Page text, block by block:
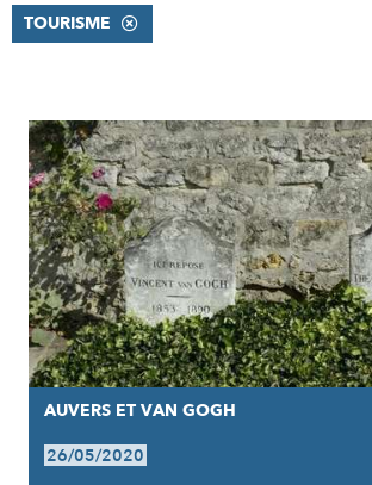
TOURISME
RÉSULTATS
AUVERS ET VAN GOGH
26/05/2020